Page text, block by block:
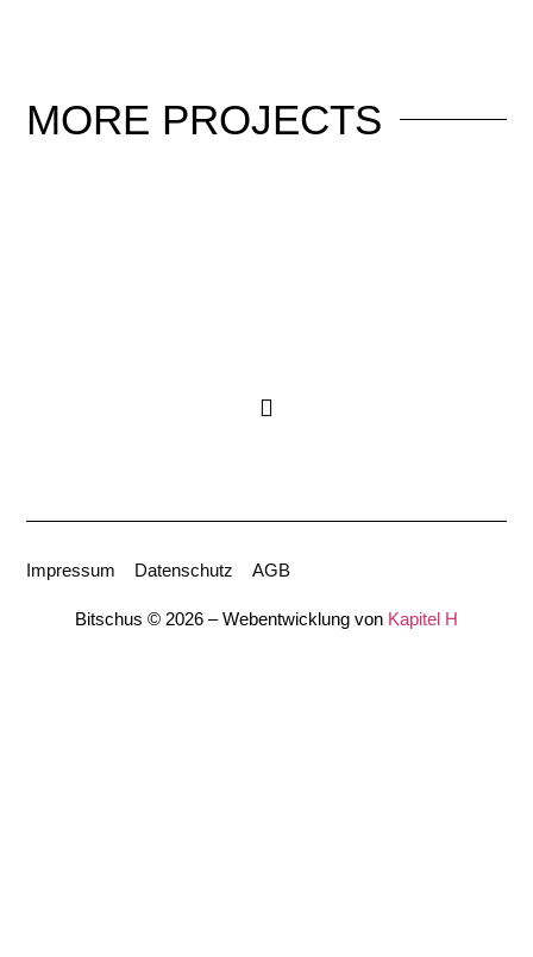
MORE PROJECTS
Impressum Datenschutz AGB
Bitschus © 2026 – Webentwicklung von Kapitel H